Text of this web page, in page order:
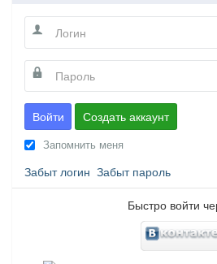
Войти Создать аккаунт
Запомнить меня
Забыт логин Забыт пароль
Быстро войти